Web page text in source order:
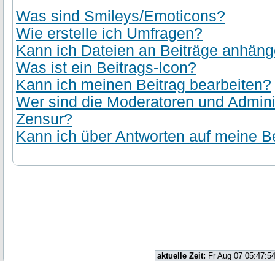
Was sind Smileys/Emoticons?
Wie erstelle ich Umfragen?
Kann ich Dateien an Beiträge
Was ist ein Beitrags-Icon?
Kann ich meinen Beitrag bearbeiten?
Wer sind die Moderatoren und
Zensur?
Kann ich über Antworten auf meine
aktuelle Zeit: Fr Aug 07